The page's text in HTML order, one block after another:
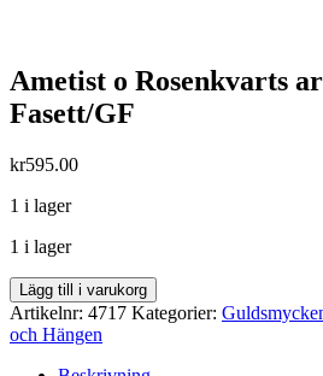
Ametist o Rosenkvarts
Fasett/GF
kr595.00
1 i lager
1 i lager
Ametist
o
Rosenkvarts
Lägg till i varukorg
Artikelnr: 4717 Kategorier:
och Hängen